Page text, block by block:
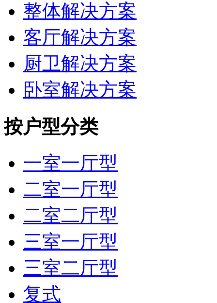
整体解决方案
客厅解决方案
厨卫解决方案
卧室解决方案
按户型分类
一室一厅型
二室一厅型
二室二厅型
三室一厅型
三室二厅型
复式